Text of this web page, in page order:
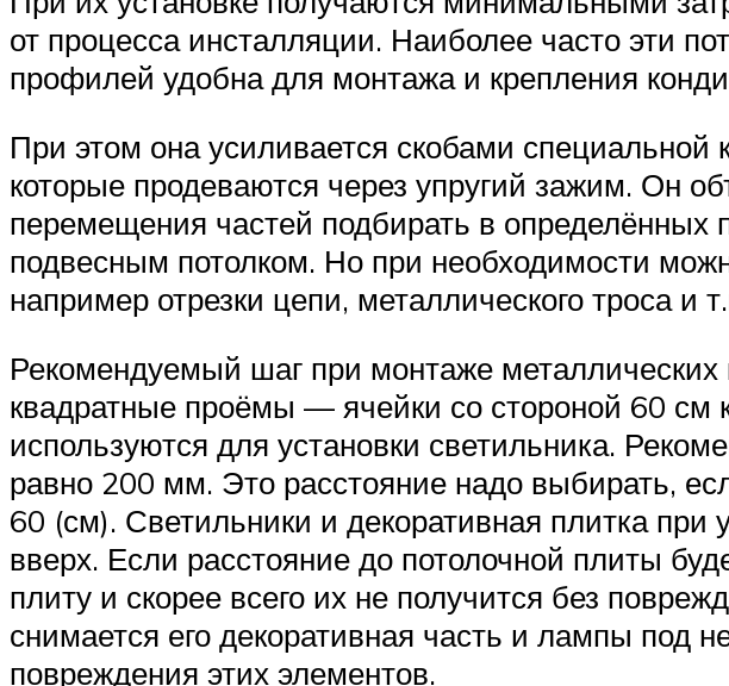
от процесса инсталляции. Наиболее часто эти
профилей удобна для монтажа и крепления
При этом она усиливается скобами специальной
которые продеваются через упругий зажим. Он
перемещения частей подбирать в определённых
подвесным потолком. Но при необходимости
например отрезки цепи, металлического троса и
Рекомендуемый шаг при монтаже
квадратные проёмы — ячейки со стороной 60 см
используются для установки светильника.
равно 200 мм. Это расстояние надо выбирать,
60 (см). Светильники и декоративная плитка при
вверх. Если расстояние до потолочной плиты
плиту и скорее всего их не получится без
снимается его декоративная часть и лампы под
повреждения этих элементов.